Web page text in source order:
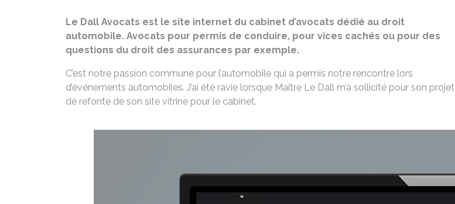
Le Dall Avocats est le site internet du cabinet d’avocats dédié au droit
automobile. Avocats pour permis de conduire, pour vices cachés ou pour des
questions du droit des assurances par exemple.
C’est notre passion commune pour l’automobile qui a permis notre rencontre lors
d’événements automobiles. J’ai été ravie lorsque Maître Le Dall m’a sollicité pour son projet
de refonte de son site vitrine pour le cabinet.